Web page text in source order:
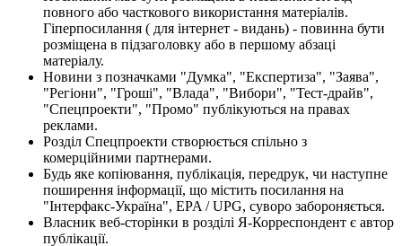
повного або часткового використання матеріалів.
Гіперпосилання ( для інтернет - видань) - повинна бути
розміщена в підзаголовку або в першому абзаці
матеріалу.
Новини з позначками "Думка", "Експертиза", "Заява",
"Регіони", "Гроші", "Влада", "Вибори", "Тест-драйв",
"Спецпроекти", "Промо" публікуються на правах
реклами.
Розділ Спецпроекти створюється спільно з
комерційними партнерами.
Будь яке копіювання, публікація, передрук, чи наступне
поширення інформації, що містить посилання на
"Інтерфакс-Україна", EPA / UPG, суворо забороняється.
Власник веб-сторінки в розділі Я-Корреспондент є автор
публікації.